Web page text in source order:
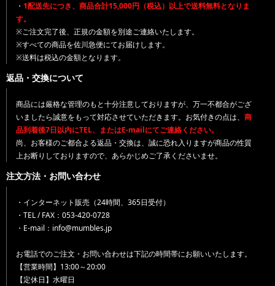
・ 1配送先につき、商品合計15,000円（税込）以上で送料無料となりま
す。
※ご注文完了後、正規の金額を別途ご連絡いたします。
※すべての商品を佐川急便にてお届けします。
※送料は税込の金額となります。
返品・交換について
商品には厳格な管理のもと十分注意しておりますが、万一不都合がござ
いましたら誠意をもって対応させていただきます。お気付きの点は、 商
品到着後7日以内にTEL、またはE-mailにてご連絡ください。
尚、お客様のご都合よる返品・交換は、誠に恐れ入りますが商品の性質
上お断りしておりますので、あらかじめご了承くださいませ。
注文方法・お問い合わせ
・インターネット販売（24時間、365日受付）
・TEL / FAX：053-420-0728
・E-mail：info@mumbles.jp
お電話でのご注文・お問い合わせは下記の時間帯にお願いいたします。
【営業時間】13:00～20:00
【定休日】水曜日